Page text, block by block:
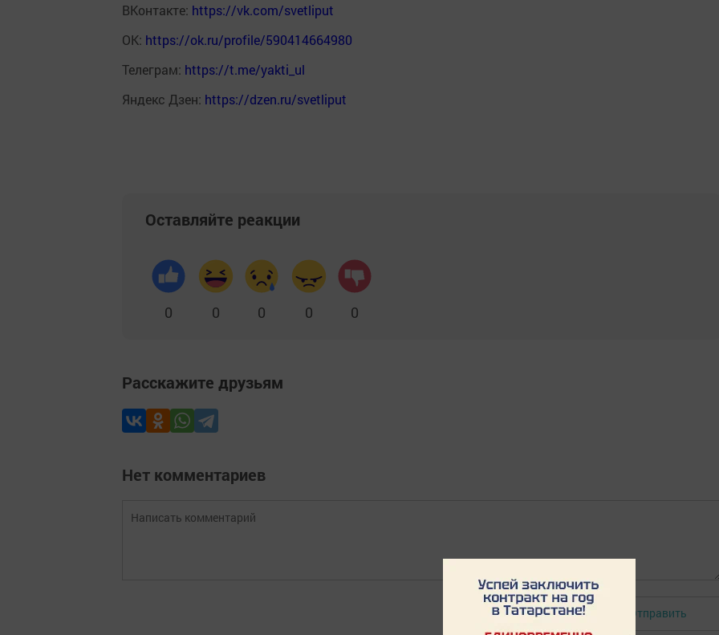
ВКонтакте: https://vk.com/svetliput
ОК: https://ok.ru/profile/590414664980
Телеграм: https://t.me/yakti_ul
Яндекс Дзен: https://dzen.ru/svetliput
Оставляйте реакции
0 0 0 0 0
Расскажите друзьям
Нет комментариев
Авторизоваться Отправить